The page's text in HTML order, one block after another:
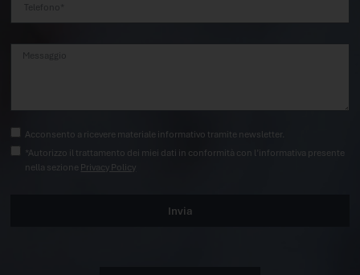
Acconsento a ricevere materiale informativo tramite newsletter.
*Autorizzo il trattamento dei miei dati in conformità con l’informativa presente
nella sezione Privacy Policy
Invia